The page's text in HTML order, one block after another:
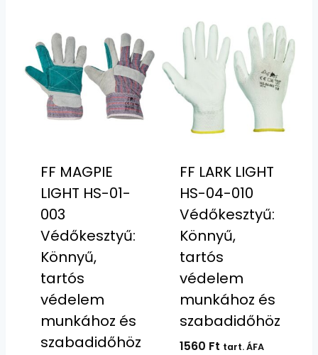
FF MAGPIE
LIGHT HS-01-
003
Védőkesztyű:
Könnyű,
tartós
védelem
munkához és
szabadidőhöz
FF LARK LIGHT
HS-04-010
Védőkesztyű:
Könnyű,
tartós
védelem
munkához és
szabadidőhöz
1560 Ft tart. ÁFA